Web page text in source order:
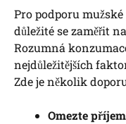
Pro podporu
důležité se zaměřit
Rozumná
nejdůležitějších
Zde je několik
Omezte